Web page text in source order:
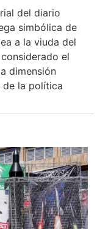
del diario
simbólica de
a la viuda del
el
dimensión
de la política